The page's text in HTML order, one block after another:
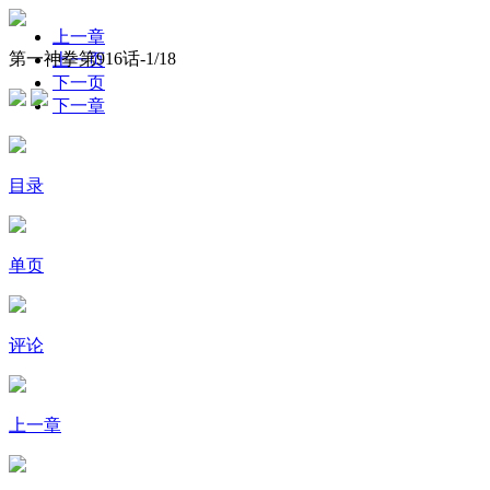
第一神拳第916话-1/18
上一章
上一页
下一页
下一章
目录
单页
评论
上一章